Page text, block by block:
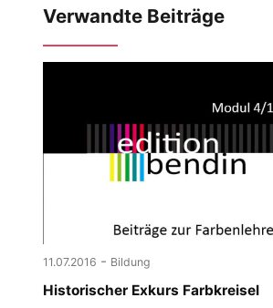
Verwandte Beiträge
11.07.2016 - Bildung
Historischer Exkurs Farbkreisel